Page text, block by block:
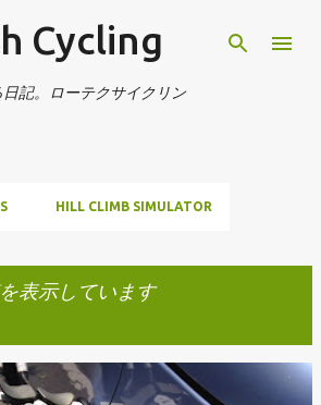
てメイン コンテンツに移動
Cycling
記。ローテクサイクリン
HILL CLIMB SIMULATOR
表示しています